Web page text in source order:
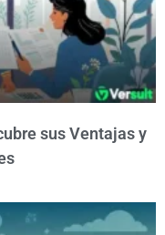
sus Ventajas y